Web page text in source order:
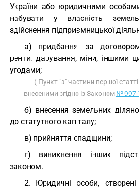
України або юридичними
набувати у власність
здійснення підприємницької
а) придбання за договором
ренти, дарування, міни, іншими
угодами;
( Пункт "а" частини першої
внесеними згідно із Законом № 997-
б) внесення земельних
до статутного капіталу;
в) прийняття спадщини;
г) виникнення інших
законом.
2. Юридичні особи, створені